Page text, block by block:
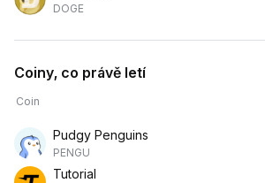
DOGE
Coiny, co právě letí
Coin
Pudgy Penguins
PENGU
Tutorial